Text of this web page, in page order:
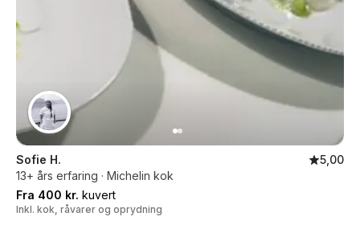
Sofie H.
5,00
13+ års erfaring · Michelin kok
Fra 400 kr. kuvert
Inkl. kok, råvarer og oprydning